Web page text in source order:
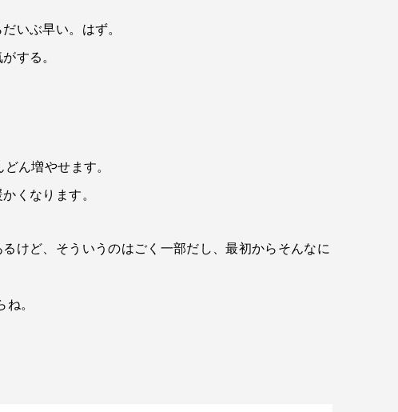
いぶ早い。はず。
する。
ん増やせます。
くなります。
けど、そういうのはごく一部だし、最初からそんなに
。